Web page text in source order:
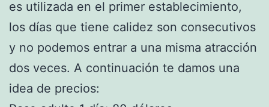
es utilizada en el primer establecimiento,
los días que tiene calidez son consecutivos
y no podemos entrar a una misma atracción
dos veces. A continuación te damos una
idea de precios: